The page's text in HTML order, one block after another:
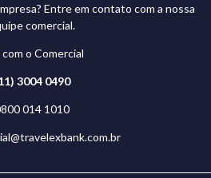
Entre em contato com a nossa
comercial.
com o Comercial
3004 0490
014 1010